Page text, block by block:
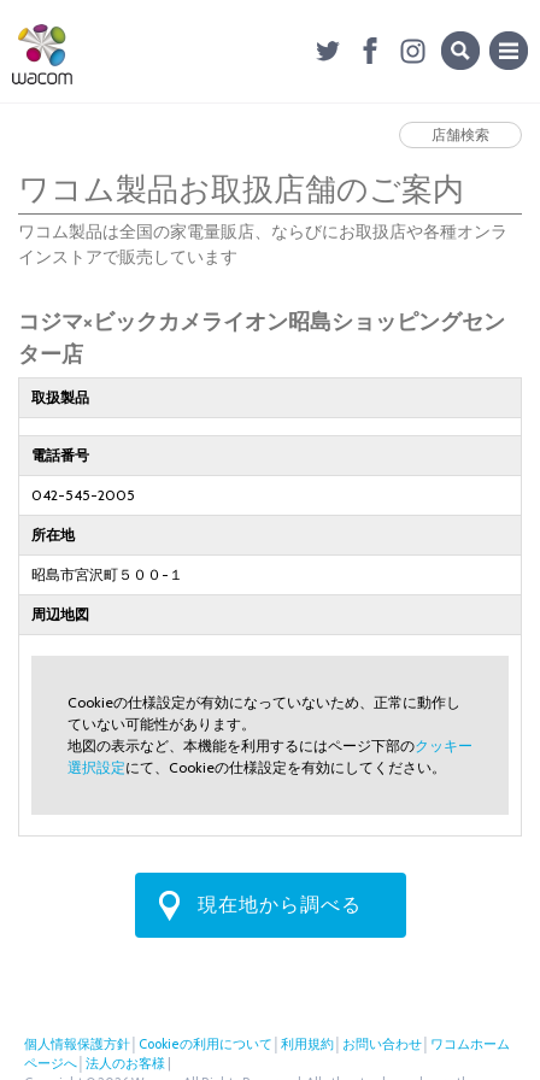
店舗検索
ワコム製品お取扱店舗のご案内
ワコム製品は全国の家電量販店、ならびにお取扱店や各種オンラ
インストアで販売しています
コジマ×ビックカメライオン昭島ショッピングセン
ター店
取扱製品
電話番号
042-545-2005
所在地
昭島市宮沢町５００-１
周辺地図
Cookieの仕様設定が有効になっていないため、正常に動作し
ていない可能性があります。
地図の表示など、本機能を利用するにはページ下部のクッキー
選択設定にて、Cookieの仕様設定を有効にしてください。
現在地から調べる
個人情報保護方針 Cookieの利用について 利用規約 お問い合わせ ワコムホーム
ページへ 法人のお客様